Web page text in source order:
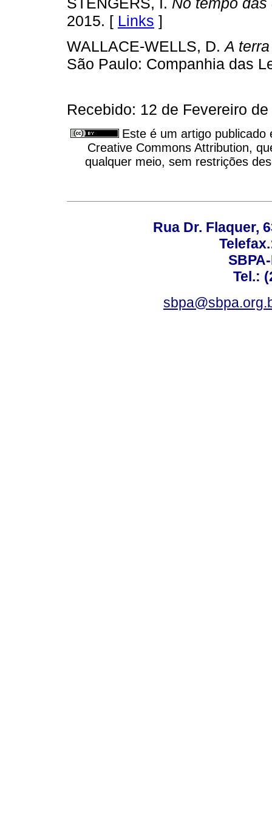
2015. [ Links ]
WALLACE-WELLS, D.A
São Paulo: Companhia das
Recebido: 12 de Fevereiro
Este é um artigo publicado
Creative Commons Attribution,
qualquer meio, sem restrições
Rua Dr. Flaquer,
Tel.: